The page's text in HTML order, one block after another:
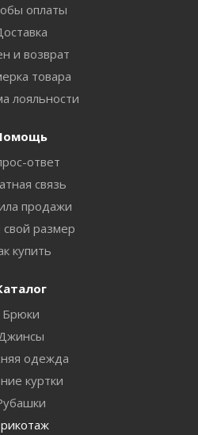
оплаты
и возврат
товара
лояльности
ответ
связь
продажи
свой размер
купить
Брюки
Джинсы
одежда
куртки